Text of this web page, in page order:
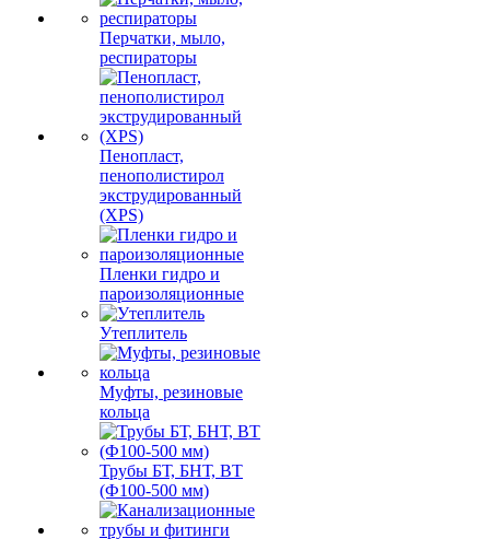
Перчатки, мыло,
респираторы
Пенопласт,
пенополистирол
экструдированный
(XPS)
Пленки гидро и
пароизоляционные
Утеплитель
Муфты, резиновые
кольца
Трубы БТ, БНТ, ВТ
(Ф100-500 мм)